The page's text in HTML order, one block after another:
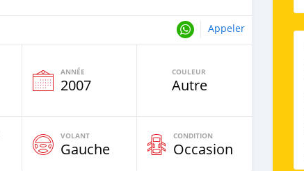
Appeler
ANNÉE
2007
COULEUR
Autre
VOLANT
Gauche
CONDITION
Occasion